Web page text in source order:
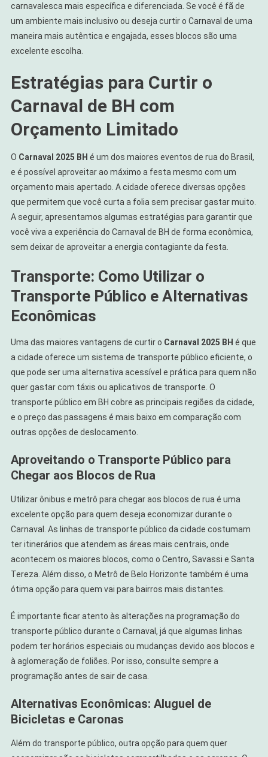
carnavalesca mais específica e diferenciada. Se você é fã de
um ambiente mais inclusivo ou deseja curtir o Carnaval de uma
maneira mais autêntica e engajada, esses blocos são uma
excelente escolha.
Estratégias para Curtir o
Carnaval de BH com
Orçamento Limitado
O Carnaval 2025 BH é um dos maiores eventos de rua do Brasil,
e é possível aproveitar ao máximo a festa mesmo com um
orçamento mais apertado. A cidade oferece diversas opções
que permitem que você curta a folia sem precisar gastar muito.
A seguir, apresentamos algumas estratégias para garantir que
você viva a experiência do Carnaval de BH de forma econômica,
sem deixar de aproveitar a energia contagiante da festa.
Transporte: Como Utilizar o
Transporte Público e Alternativas
Econômicas
Uma das maiores vantagens de curtir o Carnaval 2025 BH é que
a cidade oferece um sistema de transporte público eficiente, o
que pode ser uma alternativa acessível e prática para quem não
quer gastar com táxis ou aplicativos de transporte. O
transporte público em BH cobre as principais regiões da cidade,
e o preço das passagens é mais baixo em comparação com
outras opções de deslocamento.
Aproveitando o Transporte Público para
Chegar aos Blocos de Rua
Utilizar ônibus e metrô para chegar aos blocos de rua é uma
excelente opção para quem deseja economizar durante o
Carnaval. As linhas de transporte público da cidade costumam
ter itinerários que atendem as áreas mais centrais, onde
acontecem os maiores blocos, como o Centro, Savassi e Santa
Tereza. Além disso, o Metrô de Belo Horizonte também é uma
ótima opção para quem vai para bairros mais distantes.
É importante ficar atento às alterações na programação do
transporte público durante o Carnaval, já que algumas linhas
podem ter horários especiais ou mudanças devido aos blocos e
à aglomeração de foliões. Por isso, consulte sempre a
programação antes de sair de casa.
Alternativas Econômicas: Aluguel de
Bicicletas e Caronas
Além do transporte público, outra opção para quem quer